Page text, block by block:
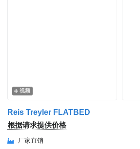
视频
Reis Treyler FLATBED
根据请求提供价格
厂家直销